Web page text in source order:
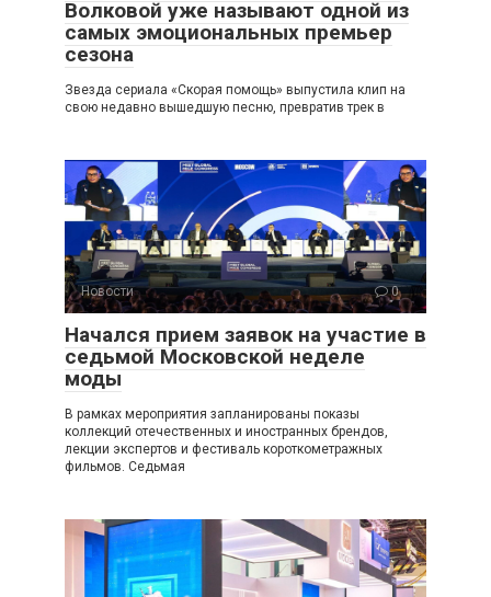
Волковой уже называют одной из
самых эмоциональных премьер
сезона
Звезда сериала «Скорая помощь» выпустила клип на
свою недавно вышедшую песню, превратив трек в
Новости 0
Начался прием заявок на участие в
седьмой Московской неделе
моды
В рамках мероприятия запланированы показы
коллекций отечественных и иностранных брендов,
лекции экспертов и фестиваль короткометражных
фильмов. Седьмая